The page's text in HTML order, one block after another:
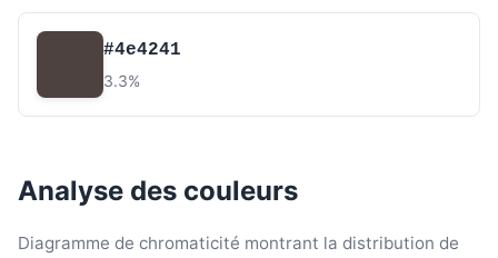
#4e4241
3.3%
Analyse des couleurs
Diagramme de chromaticité montrant la distribution de